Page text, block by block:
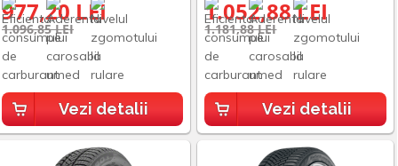
977,20 LEI
1.096,85 LEI
Vezi detalii
1.052,88 LEI
1.181,88 LEI
Vezi detalii